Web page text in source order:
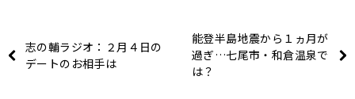
志の輔ラジオ：２月４日の
デートのお相手は
能登半島地震から１ヵ月が
過ぎ…七尾市・和倉温泉で
は？